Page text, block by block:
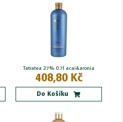
Tatratea 27% 0.7l acai&aronia
408,80 Kč
Do Košíku